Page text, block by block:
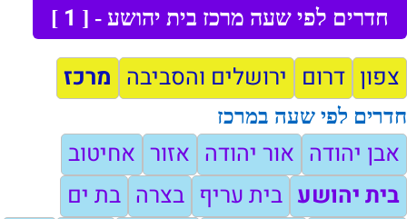
חדרים לפי שעה מרכז בית יהושע - [ 1
]
צפון דרום ירושלים והסביבה מרכז
חדרים לפי שעה במרכז
אבן יהודה אור יהודה אזור אחיטוב
בית יהושע בית עריף בצרה בת ים